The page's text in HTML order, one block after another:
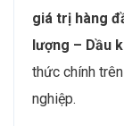
giá trị hàng
lượng – Dầu
thức chính
nghiệp.